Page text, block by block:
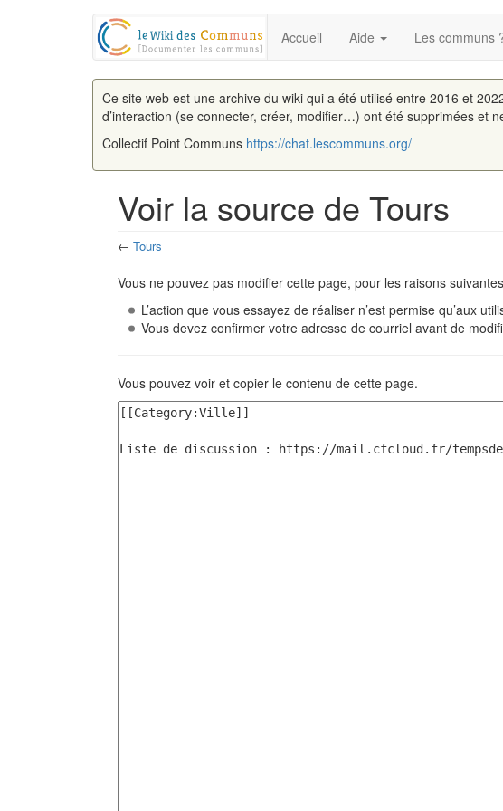
Accueil Aide Les communs
Ce site web est une archive du wiki qui a été utilisé entre 2016 et
d’interaction (se connecter, créer, modifier…) ont été supprimées et
Collectif Point Communs https://chat.lescommuns.org/
Voir la source de Tours
← Tours
Vous ne pouvez pas modifier cette page, pour les raisons
L’action que vous essayez de réaliser n’est permise qu’aux
Vous devez confirmer votre adresse de courriel avant de
Vous pouvez voir et copier le contenu de cette page.